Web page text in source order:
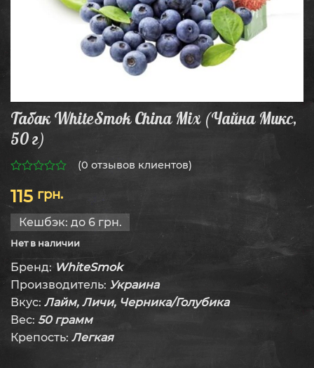
Табак WhiteSmok China Mix (Чайна Микс,
50 г)
5
(0 отзывов клиентов)
115 грн.
Кешбэк: до 6 грн.
Нет в наличии
Бренд: WhiteSmok
Производитель: Украина
Вкус: Лайм, Личи, Черника/Голубика
Вес: 50 грамм
Крепость: Легкая